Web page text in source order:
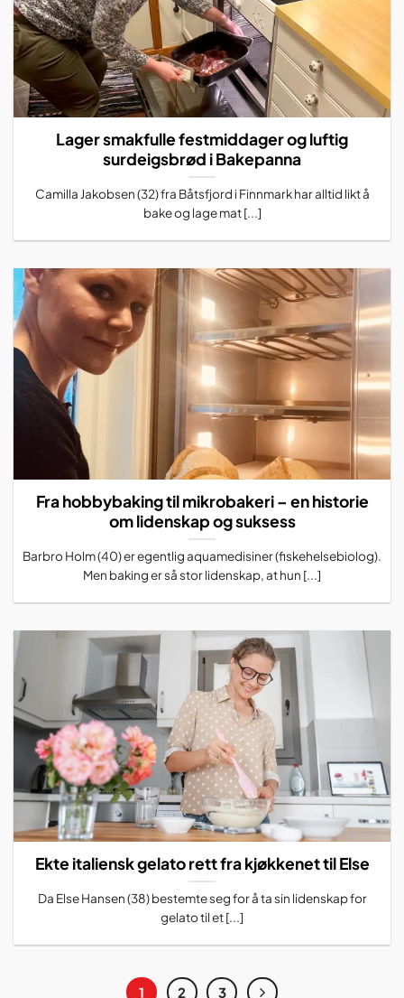
Lager smakfulle festmiddager og luftig
surdeigsbrød i Bakepanna
Camilla Jakobsen (32) fra Båtsfjord i Finnmark har alltid likt å
bake og lage mat [...]
Fra hobbybaking til mikrobakeri – en historie
om lidenskap og suksess
Barbro Holm (40) er egentlig aquamedisiner (fiskehelsebiolog).
Men baking er så stor lidenskap, at hun [...]
Ekte italiensk gelato rett fra kjøkkenet til Else
Da Else Hansen (38) bestemte seg for å ta sin lidenskap for
gelato til et [...]
1 2 3